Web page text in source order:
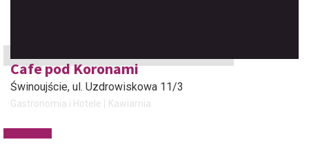
Cafe pod Koronami
Świnoujście, ul. Uzdrowiskowa 11/3
Gastronomia i Hotele Kawiarnia